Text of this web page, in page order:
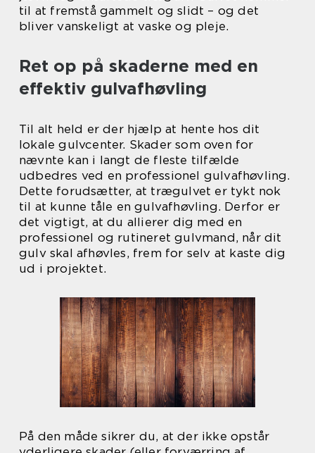
til at fremstå gammelt og slidt – og det
bliver vanskeligt at vaske og pleje.
Ret op på skaderne med en
effektiv gulvafhøvling
Til alt held er der hjælp at hente hos dit
lokale gulvcenter. Skader som oven for
nævnte kan i langt de fleste tilfælde
udbedres ved en professionel gulvafhøvling.
Dette forudsætter, at trægulvet er tykt nok
til at kunne tåle en gulvafhøvling. Derfor er
det vigtigt, at du allierer dig med en
professionel og rutineret gulvmand, når dit
gulv skal afhøvles, frem for selv at kaste dig
ud i projektet.
På den måde sikrer du, at der ikke opstår